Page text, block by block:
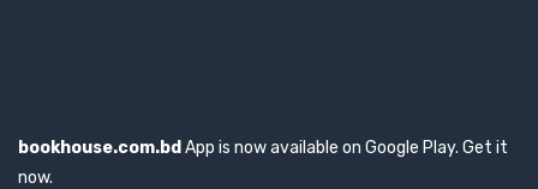
Akaant Kumar Mittal (1)
bookhouse.com.bd App is now available on Google Play. Get it
now.